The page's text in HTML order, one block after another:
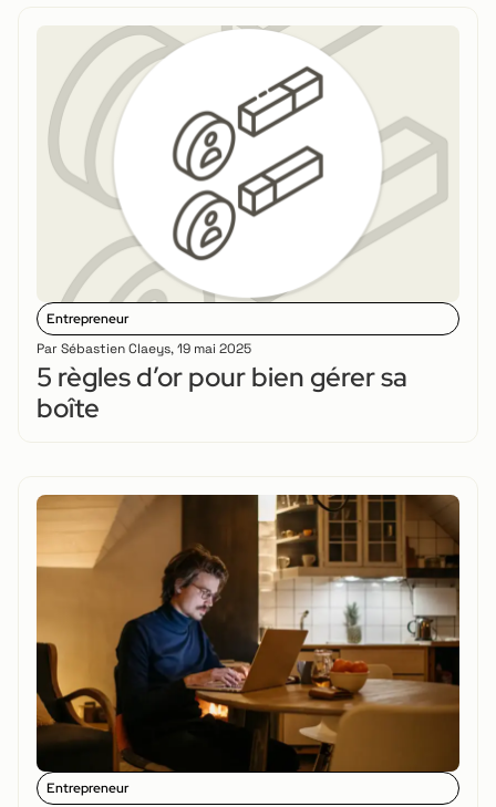
Entrepreneur
Par Sébastien Claeys,19 mai 2025
5 règles d’or pour bien gérer sa
boîte
Entrepreneur